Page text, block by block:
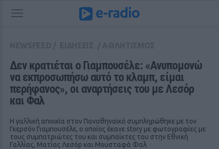
Δεν κρατιέται ο Γιαμπουσέλε: «Ανυπομονώ
να εκπροσωπήσω αυτό το κλαμπ, είμαι
περήφανος», οι αναρτήσεις του με Λεσόρ
και Φαλ
Η γαλλική αποικία στον Παναθηναϊκό συμπληρώθηκε με τον
Γκερσόν Γιαμπουσέλε, ο οποίος έκανε story με φωτογραφίες με
τους συμπατριώτες του και συμπαίκτες του στην Εθνική
Γαλλίας, Ματίας Λεσόρ και Μουσταφά Φαλ